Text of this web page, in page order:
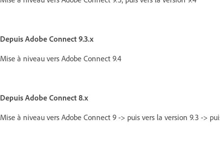
Depuis Adobe Connect 9.3.x
Mise à niveau vers Adobe Connect 9.4
Depuis Adobe Connect 8.x
Mise à niveau vers Adobe Connect 9 -> puis vers la version 9.3 ->